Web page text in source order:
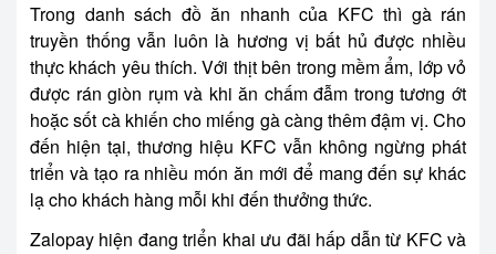
Trong danh sách đồ ăn nhanh của KFC thì gà rán
truyền thống vẫn luôn là hương vị bất hủ được nhiều
thực khách yêu thích. Với thịt bên trong mềm ẩm, lớp vỏ
được rán giòn rụm và khi ăn chấm đẫm trong tương ớt
hoặc sốt cà khiến cho miếng gà càng thêm đậm vị. Cho
đến hiện tại, thương hiệu KFC vẫn không ngừng phát
triển và tạo ra nhiều món ăn mới để mang đến sự khác
lạ cho khách hàng mỗi khi đến thưởng thức.
Zalopay hiện đang triển khai ưu đãi hấp dẫn từ KFC và